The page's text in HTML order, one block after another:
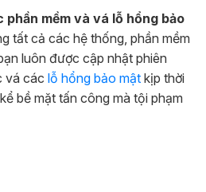
phần mềm và vá lỗ hổng bảo
tất cả các hệ thống, phần mềm
luôn được cập nhật phiên
vá các lỗ hổng bảo mật kịp thời
bề mặt tấn công mà tội phạm